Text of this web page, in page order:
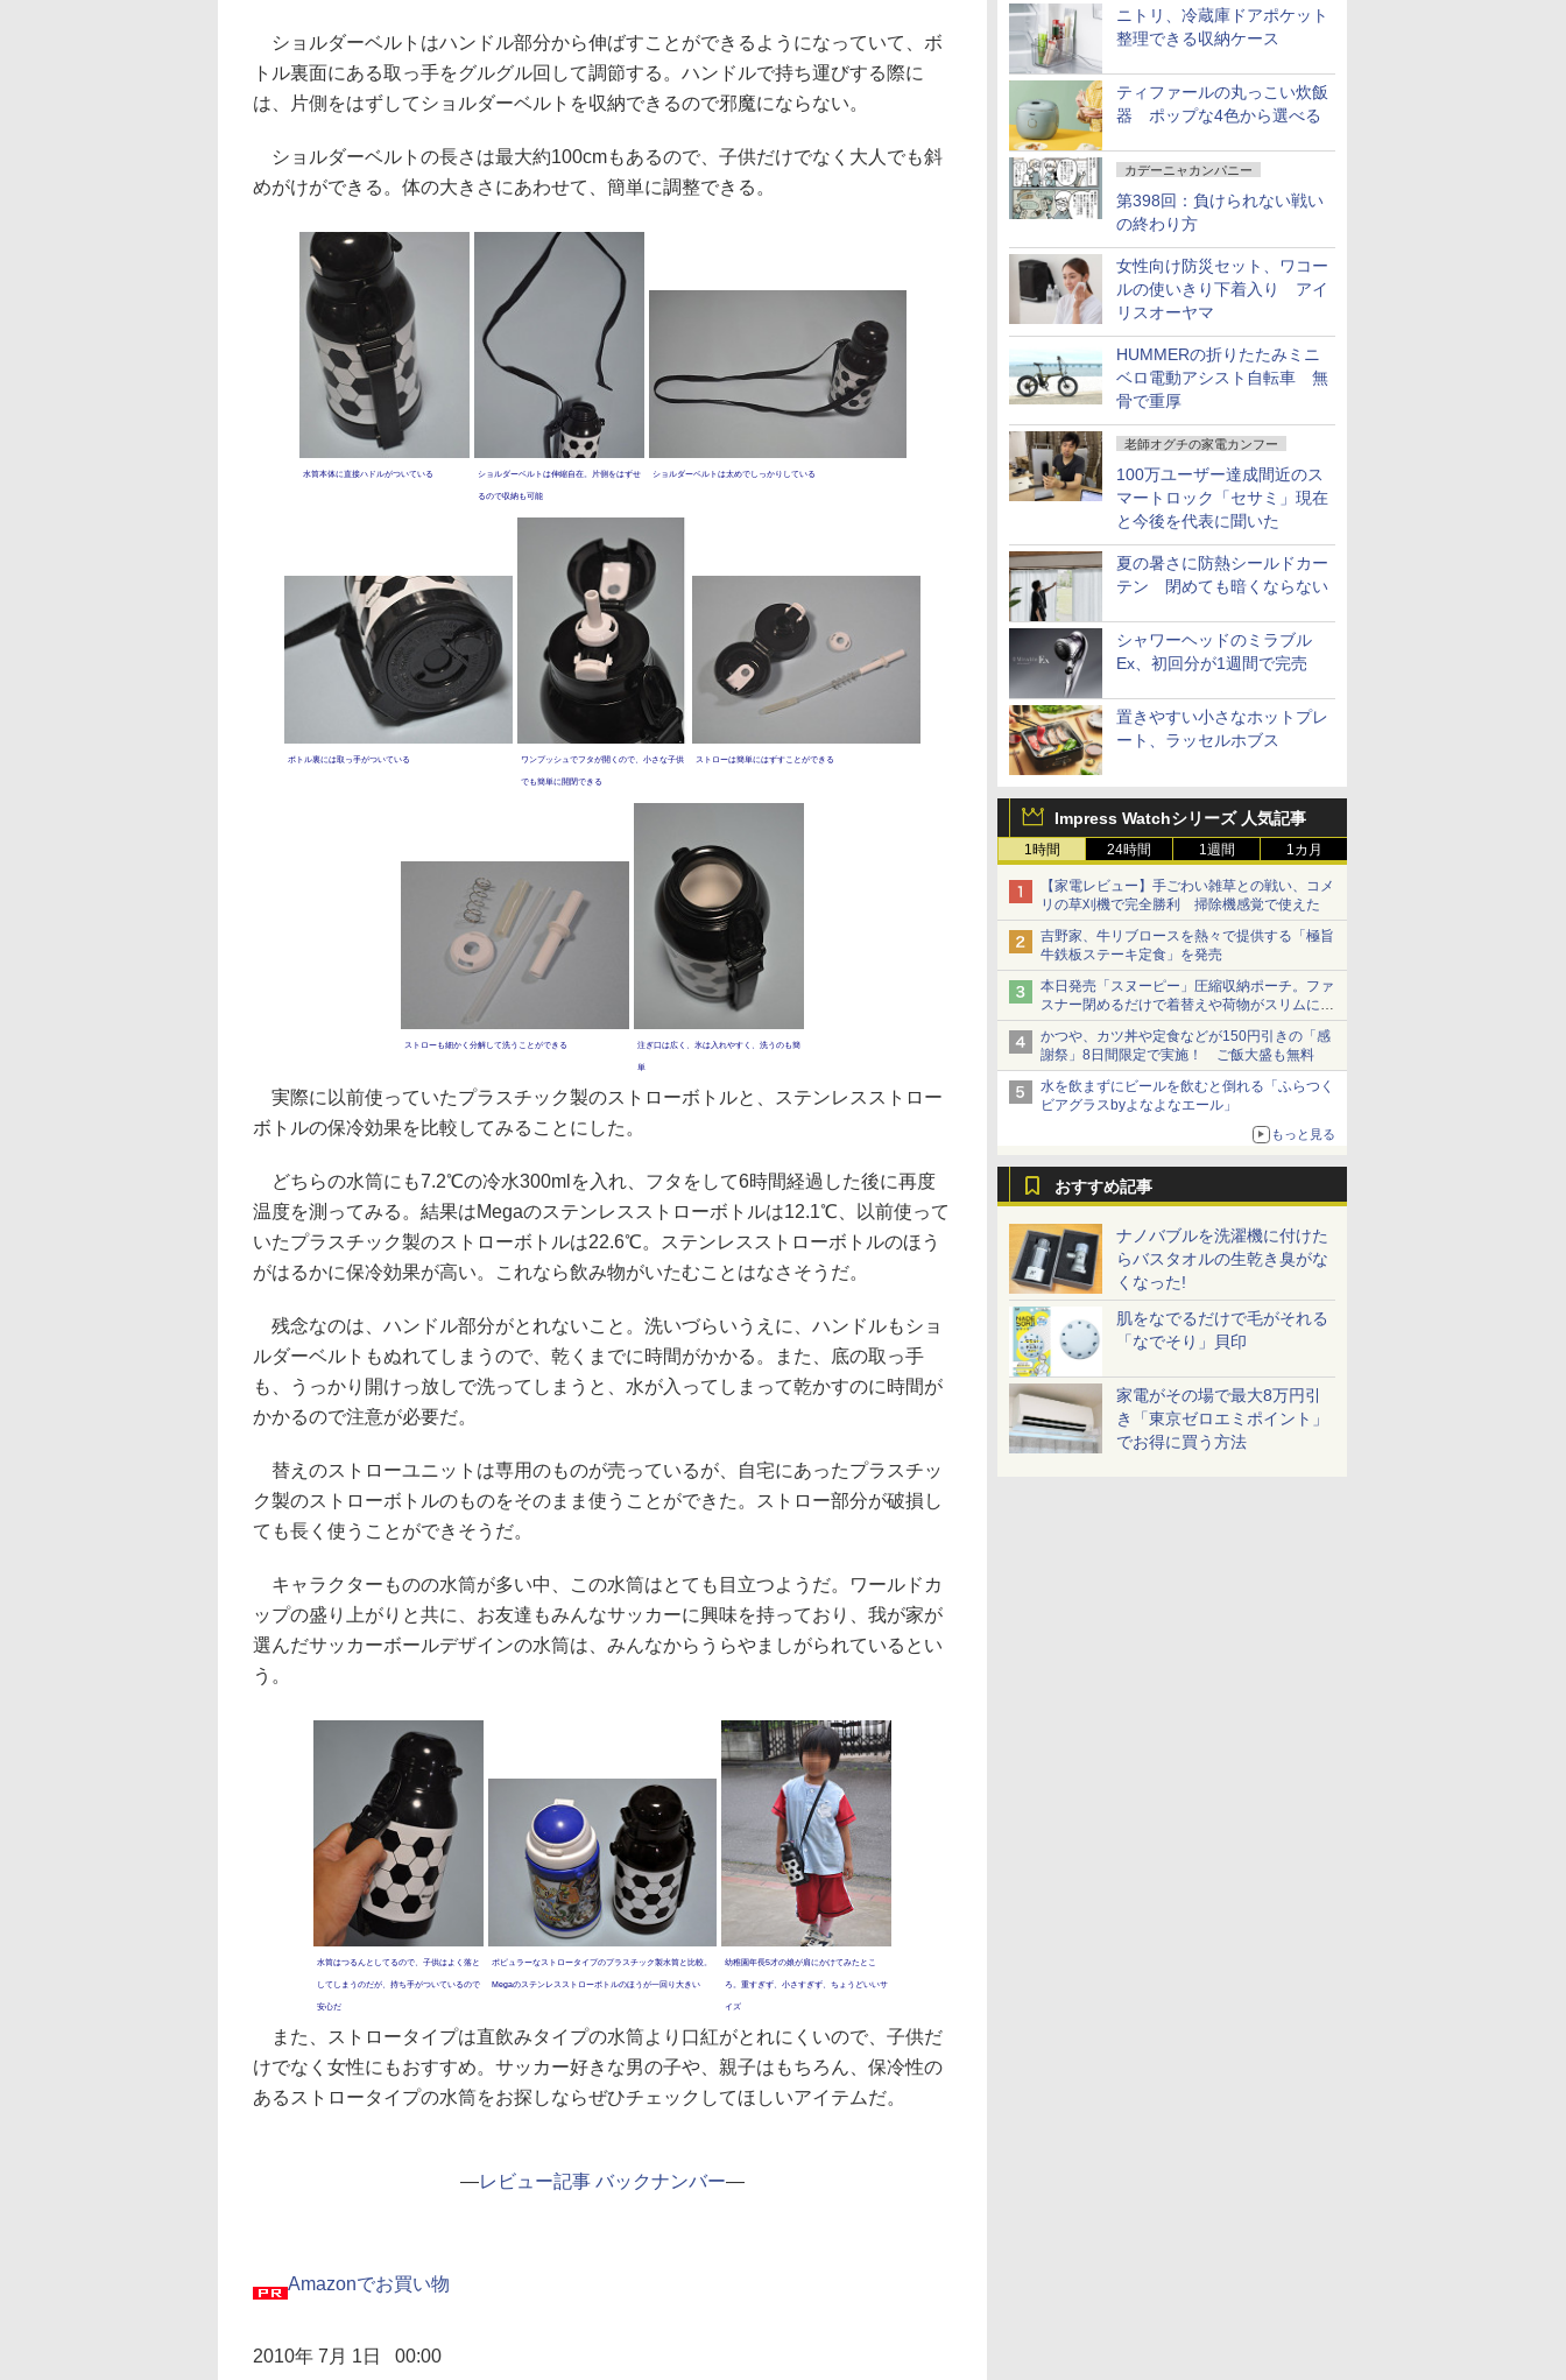
ニトリ、冷蔵庫ドアポケット
整理できる収納ケース
ティファールの丸っこい炊飯
器 ポップな4色から選べる
カデーニャカンパニー
第398回：負けられない戦い
の終わり方
女性向け防災セット、ワコー
ルの使いきり下着入り アイ
リスオーヤマ
HUMMERの折りたたみミニ
ベロ電動アシスト自転車 無
骨で重厚
老師オグチの家電カンフー
100万ユーザー達成間近のス
マートロック「セサミ」現在
と今後を代表に聞いた
夏の暑さに防熱シールドカー
テン 閉めても暗くならない
シャワーヘッドのミラブル
Ex、初回分が1週間で完売
置きやすい小さなホットプレ
ート、ラッセルホブス
Impress Watchシリーズ 人気記事
1時間 24時間 1週間 1カ月
【家電レビュー】手ごわい雑草との戦い、コメ
リの草刈機で完全勝利 掃除機感覚で使えた
吉野家、牛リブロースを熱々で提供する「極旨
牛鉄板ステーキ定食」を発売
本日発売「スヌーピー」圧縮収納ポーチ。ファ
スナー閉めるだけで着替えや荷物がスリムにま
とまる
かつや、カツ丼や定食などが150円引きの「感
謝祭」8日間限定で実施！ ご飯大盛も無料
水を飲まずにビールを飲むと倒れる「ふらつく
ビアグラスbyよなよなエール」
もっと見る
おすすめ記事
ナノバブルを洗濯機に付けた
らバスタオルの生乾き臭がな
くなった!
肌をなでるだけで毛がそれる
「なでそり」貝印
家電がその場で最大8万円引
き「東京ゼロエミポイント」
でお得に買う方法
ショルダーベルトはハンドル部分から伸ばすことができるようになっていて、ボ
トル裏面にある取っ手をグルグル回して調節する。ハンドルで持ち運びする際に
は、片側をはずしてショルダーベルトを収納できるので邪魔にならない。
ショルダーベルトの長さは最大約100cmもあるので、子供だけでなく大人でも斜
めがけができる。体の大きさにあわせて、簡単に調整できる。
水筒本体に直接ハドルがついている ショルダーベルトは伸縮自在。片側をはずせ
るので収納も可能
ショルダーベルトは太めでしっかりしている
ボトル裏には取っ手がついている ワンプッシュでフタが開くので、小さな子供
でも簡単に開閉できる
ストローは簡単にはずすことができる
ストローも細かく分解して洗うことができる 注ぎ口は広く、氷は入れやすく、洗うのも簡
単
実際に以前使っていたプラスチック製のストローボトルと、ステンレスストロー
ボトルの保冷効果を比較してみることにした。
どちらの水筒にも7.2℃の冷水300mlを入れ、フタをして6時間経過した後に再度
温度を測ってみる。結果はMegaのステンレスストローボトルは12.1℃、以前使って
いたプラスチック製のストローボトルは22.6℃。ステンレスストローボトルのほう
がはるかに保冷効果が高い。これなら飲み物がいたむことはなさそうだ。
残念なのは、ハンドル部分がとれないこと。洗いづらいうえに、ハンドルもショ
ルダーベルトもぬれてしまうので、乾くまでに時間がかかる。また、底の取っ手
も、うっかり開けっ放しで洗ってしまうと、水が入ってしまって乾かすのに時間が
かかるので注意が必要だ。
替えのストローユニットは専用のものが売っているが、自宅にあったプラスチッ
ク製のストローボトルのものをそのまま使うことができた。ストロー部分が破損し
ても長く使うことができそうだ。
キャラクターものの水筒が多い中、この水筒はとても目立つようだ。ワールドカ
ップの盛り上がりと共に、お友達もみんなサッカーに興味を持っており、我が家が
選んだサッカーボールデザインの水筒は、みんなからうらやましがられているとい
う。
水筒はつるんとしてるので、子供はよく落と
してしまうのだが、持ち手がついているので
安心だ
ポピュラーなストロータイプのプラスチック製水筒と比較。
Megaのステンレスストローボトルのほうが一回り大きい
幼稚園年長5才の娘が肩にかけてみたとこ
ろ。重すぎず、小さすぎず、ちょうどいいサ
イズ
また、ストロータイプは直飲みタイプの水筒より口紅がとれにくいので、子供だ
けでなく女性にもおすすめ。サッカー好きな男の子や、親子はもちろん、保冷性の
あるストロータイプの水筒をお探しならぜひチェックしてほしいアイテムだ。
―レビュー記事 バックナンバー―
Amazonでお買い物
2010年 7月 1日 00:00